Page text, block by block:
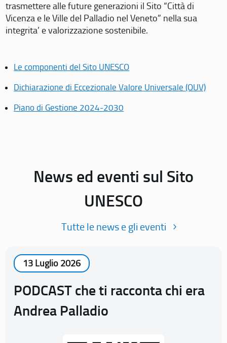
trasmettere alle future generazioni il Sito “Città di
Vicenza e le Ville del Palladio nel Veneto” nella sua
integrita’ e valorizzazione sostenibile.
Le componenti del Sito UNESCO
Dichiarazione di Eccezionale Valore Universale (OUV)
Piano di Gestione 2024-2030
News ed eventi sul Sito
UNESCO
Tutte le news e gli eventi
13 Luglio 2026
PODCAST che ti racconta chi era
Andrea Palladio